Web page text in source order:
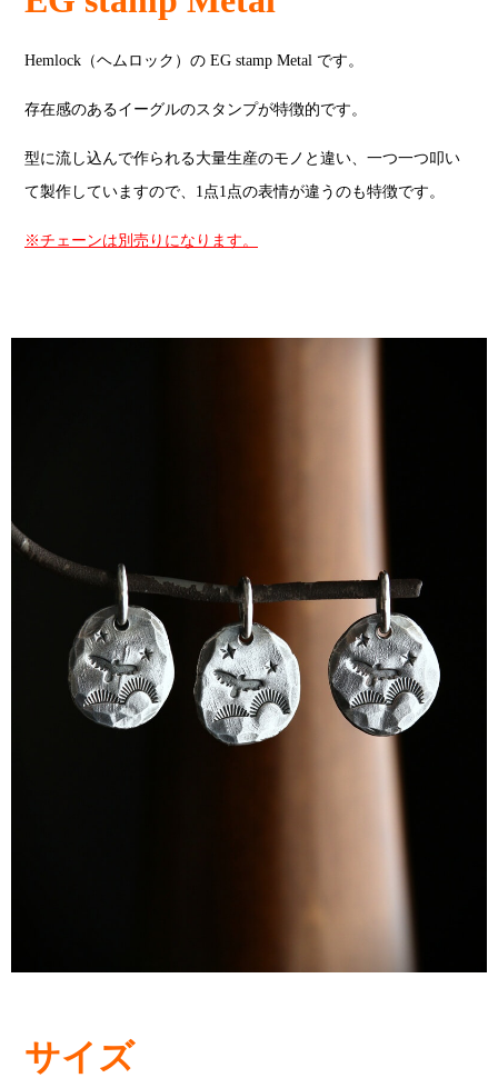
Hemlock（ヘムロック）の EG stamp Metal です。
存在感のあるイーグルのスタンプが特徴的です。
型に流し込んで作られる大量生産のモノと違い、一つ一つ叩い
て製作していますので、1点1点の表情が違うのも特徴です。
※チェーンは別売りになります。
サイズ